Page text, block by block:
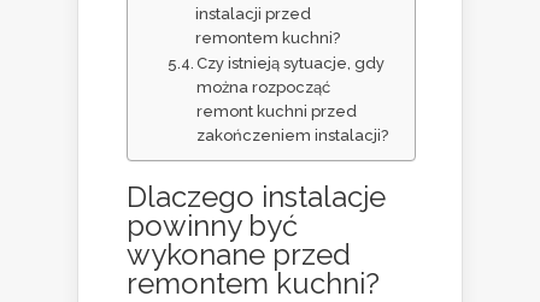
instalacji przed
remontem kuchni?
Czy istnieją sytuacje, gdy
można rozpocząć
remont kuchni przed
zakończeniem instalacji?
Dlaczego instalacje
powinny być
wykonane przed
remontem kuchni?